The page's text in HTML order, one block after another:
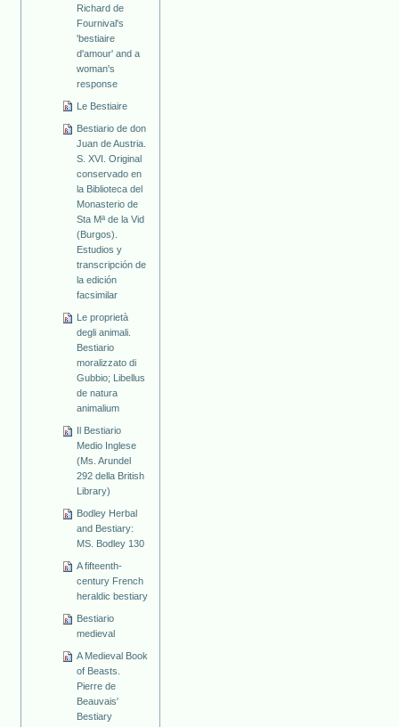
Richard de
Fournival's
'bestiaire
d'amour' and a
woman's
response
Le Bestiaire
Bestiario de don
Juan de Austria.
S. XVI. Original
conservado en
la Biblioteca del
Monasterio de
Sta Mª de la Vid
(Burgos).
Estudios y
transcripción de
la edición
facsimilar
Le proprietà
degli animali.
Bestiario
moralizzato di
Gubbio; Libellus
de natura
animalium
Il Bestiario
Medio Inglese
(Ms. Arundel
292 della British
Library)
Bodley Herbal
and Bestiary:
MS. Bodley 130
A fifteenth-
century French
heraldic bestiary
Bestiario
medieval
A Medieval Book
of Beasts.
Pierre de
Beauvais'
Bestiary